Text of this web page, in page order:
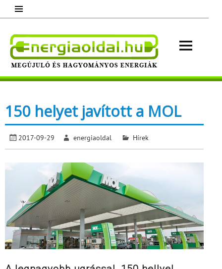
content
Megújuló és hagyományos energiák.
150 helyet javított a MOL
2017-09-29 energiaoldal Hírek